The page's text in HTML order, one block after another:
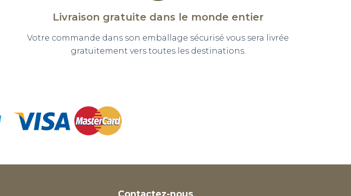
Livraison gratuite dans le monde entier
Votre commande dans son emballage sécurisé vous sera livrée
gratuitement vers toutes les destinations.